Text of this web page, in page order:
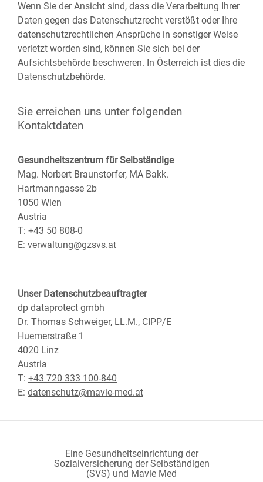
Wenn Sie der Ansicht sind, dass die Verarbeitung Ihrer
Daten gegen das Datenschutzrecht verstößt oder Ihre
datenschutzrechtlichen Ansprüche in sonstiger Weise
verletzt worden sind, können Sie sich bei der
Aufsichtsbehörde beschweren. In Österreich ist dies die
Datenschutzbehörde.
Sie erreichen uns unter folgenden
Kontaktdaten
Gesundheitszentrum für Selbständige
Mag. Norbert Braunstorfer, MA Bakk.
Hartmanngasse 2b
1050 Wien
Austria
T: +43 50 808-0
E: verwaltung@gzsvs.at
Unser Datenschutzbeauftragter
dp dataprotect gmbh
Dr. Thomas Schweiger, LL.M., CIPP/E
Huemerstraße 1
4020 Linz
Austria
T: +43 720 333 100-840
E: datenschutz@mavie-med.at
Eine Gesundheitseinrichtung der
Sozialversicherung der Selbständigen
(SVS) und Mavie Med